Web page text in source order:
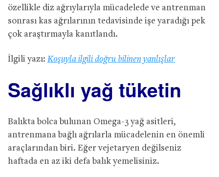
özellikle diz ağrıylarıyla mücadelede ve antrenman
sonrası kas ağrılarının tedavisinde işe yaradığı pek
çok araştırmayla kanıtlandı.
İlgili yazı: Koşuyla ilgili doğru bilinen yanlışlar
Sağlıklı yağ tüketin
Balıkta bolca bulunan Omega-3 yağ asitleri,
antrenmana bağlı ağrılarla mücadelenin en önemli
araçlarından biri. Eğer vejetaryen değilseniz
haftada en az iki defa balık yemelisiniz.